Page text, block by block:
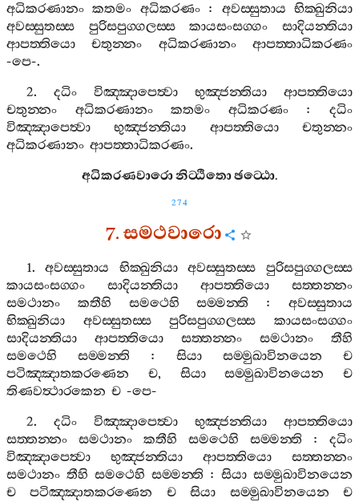
අධිකරණානං කතමං අධිකරණං: අවස‍්සුතාය භික‍්ඛුනියා
අවස‍්සුතස‍්ස
පුරිසපුග‍්ගලස‍්ස කායසංසග‍්ගං
සාදියන‍්තියා
ආපත‍්තියො
චතුන‍්නං අධිකරණානං
ආපත‍්තාධිකරණං
-පෙ-.
2. දධිං විඤ‍්ඤාපෙත්‍වා භුඤ‍්ජන‍්තියා
ආපත‍්තියො
චතුන‍්නං
අධිකරණානං කතමං අධිකරණං:දධිං
විඤ‍්ඤාපෙත්‍වා
භුඤ‍්ජන‍්තියා ආපත‍්තියො
චතුන‍්නං
අධිකරණානං ආපත‍්තාධිකරණං.
අධිකරණවාරොනිට‍්ඨිතොඡට‍්ඨො.
274
7.සමථවාරො
1.අවස‍්සුතාය භික‍්ඛුනියා අවස‍්සුතස‍්ස
පුරිසපුග‍්ගලස‍්ස
කායසංසග‍්ගං
සාදියන‍්තියා ආපත‍්තියො
සත‍්තන‍්නං
සමථානං
කතීහි සමථෙහි සම‍්මන‍්ති :අවස‍්සුතාය
භික‍්ඛුනියා
අවස‍්සුතස‍්ස පුරිසපුග‍්ගලස‍්ස
කායසංසග‍්ගං
සාදියන‍්තියා
ආපත‍්තියො සත‍්තන‍්නං සමථානං
තීහි
සමථෙහි
සම‍්මන‍්ති : සියා සම‍්මුඛාවිනයෙන
ච
පටිඤ‍්ඤාතකරණෙන
ච, සියා සම‍්මුඛාවිනයෙන
ච
තිණවත්‍ථාරකෙන ච -පෙ-
2. දධිං විඤ‍්ඤාපෙත්‍වා භුඤ‍්ජන‍්තියා
ආපත‍්තියො
සත‍්තන‍්නං
සමථානං කතීහි සමථෙහි සම‍්මන‍්ති : දධිං
විඤ‍්ඤාපෙත්‍වා
භුඤ‍්ජන‍්තියා ආපත‍්තියො
සත‍්තන‍්නං
සමථානං තීහි සමථෙහි සම‍්මන‍්ති : සියා සම‍්මුඛාවිනයෙන
ච
පටිඤ‍්ඤාතකරණෙන ච සියා සම‍්මුඛාවිනයෙන
ච